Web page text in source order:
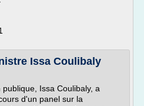
Issa Coulibaly
Issa Coulibaly, a
d'un panel sur la